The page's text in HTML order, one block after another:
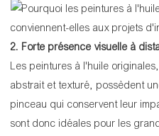
2. Forte présence visuelle à
Les peintures à l'huile
abstrait et texturé, possèdent
pinceau qui conservent leur
sont donc idéales pour les